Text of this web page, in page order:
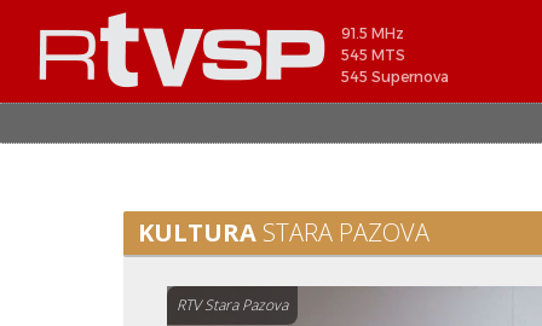
91.5 MHz
545 MTS
545 Supernova
KULTURA STARA PAZOVA
RTV Stara Pazova